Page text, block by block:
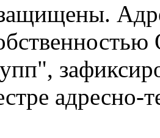
адресно-